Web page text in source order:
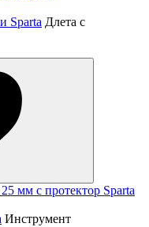
Sparta Длета с
Инструмент